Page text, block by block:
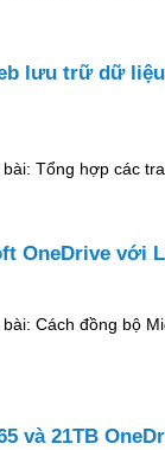
lưu trữ dữ
Tổng hợp các
OneDrive với
Cách đồng bộ
và 21TB